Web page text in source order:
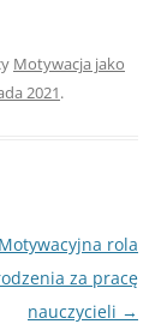
Motywacja jako
2021.
Motywacyjna rola
za pracę
nauczycieli →